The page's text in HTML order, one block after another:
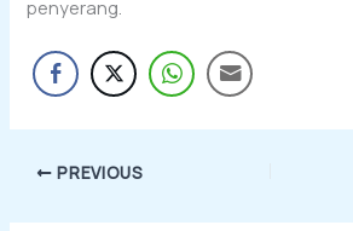
penyerang.
PREVIOUS